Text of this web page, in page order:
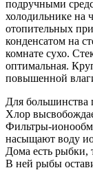
подручными
холодильнике на
отопительных
конденсатом на
комнате сухо.
оптимальная.
повышенной
Для большинства
Хлор
Фильтры-
насыщают воду
Дома есть рыбки,
В ней рыбы